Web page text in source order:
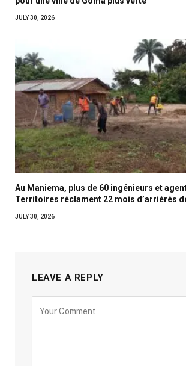
JULY 30, 2026
Au Maniema, plus de 60 ingénieurs et
Territoires réclament 22 mois d’arriérés
JULY 30, 2026
LEAVE A REPLY